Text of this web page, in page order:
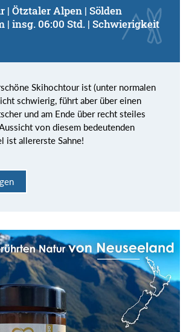
| Ötztaler Alpen | Sölden
| insg. 06:00 Std. | Schwierigkeit
Skihochtour ist (unter normalen
schwierig, führt aber über einen
und am Ende über recht steiles
von diesem bedeutenden
ist allererste Sahne!